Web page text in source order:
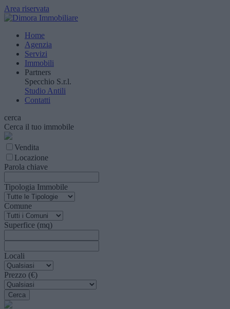
Area riservata
Home
Agenzia
Servizi
Immobili
Partners
Specchio S.r.l.
Studio Antili
Contatti
cerca
Cerca il tuo immobile
Vendita
Locazione
Parola chiave
Tipologia Immobile
Comune
Superfice (mq)
Locali
Prezzo (€)